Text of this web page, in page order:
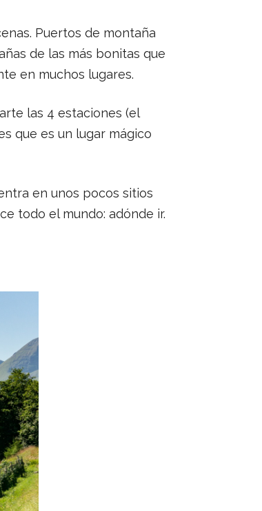
Puertos de montaña
de las más bonitas que
en muchos lugares.
las 4 estaciones (el
que es un lugar mágico
en unos pocos sitios
todo el mundo: adónde ir.